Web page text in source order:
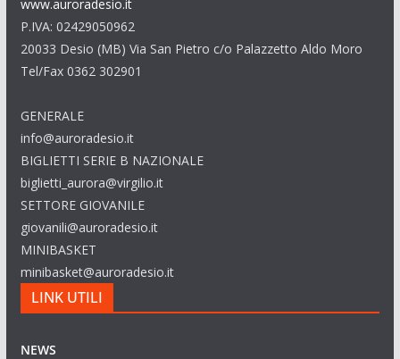
www.auroradesio.it
P.IVA: 02429050962
20033 Desio (MB) Via San Pietro c/o Palazzetto Aldo Moro
Tel/Fax 0362 302901
GENERALE
info@auroradesio.it
BIGLIETTI SERIE B NAZIONALE
biglietti_aurora@virgilio.it
SETTORE GIOVANILE
giovanili@auroradesio.it
MINIBASKET
minibasket@auroradesio.it
LINK UTILI
NEWS